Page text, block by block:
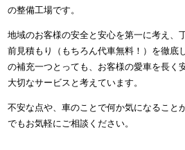
の整備工場です。
地域のお客様の安全と安心を第一に考え、
前見積もり（もちろん代車無料！）を徹底
の補充一つとっても、お客様の愛車を長く
大切なサービスと考えています。
不安な点や、車のことで何か気になること
でもお気軽にご相談ください。